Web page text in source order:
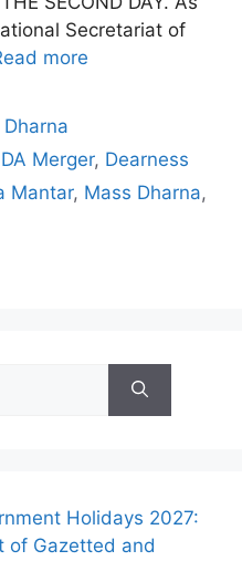
Secretariat of
more
Dharna
DA Merger, Dearness
Mantar, Mass Dharna,
Holidays 2027:
of Gazetted and